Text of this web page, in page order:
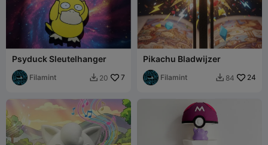
Psyduck Sleutelhanger
Filamint  20 7
Pikachu Bladwijzer
Filamint  84 24